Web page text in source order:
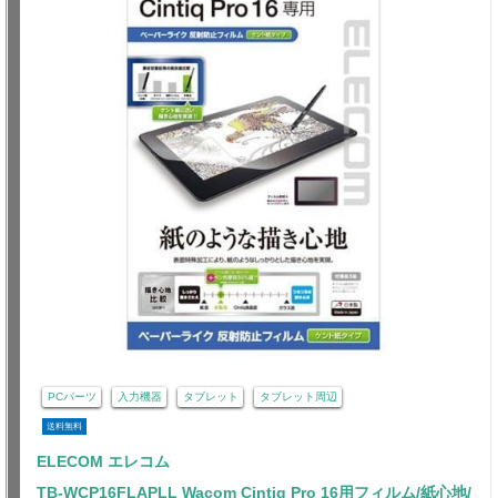
PCパーツ 入力機器 タブレット タブレット周辺
送料無料
ELECOM エレコム
TB-WCP16FLAPLL Wacom Cintiq Pro 16用フィルム/紙心地/